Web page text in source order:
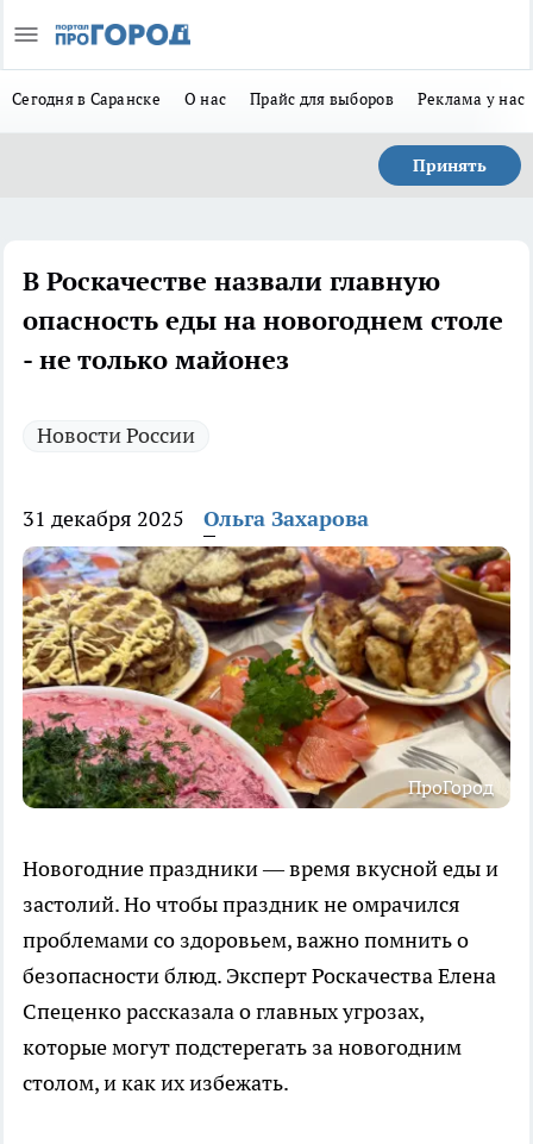
Сегодня в Саранске О нас Прайс для выборов Реклама у нас
Принять
В Роскачестве назвали главную
опасность еды на новогоднем столе
- не только майонез
Новости России
31 декабря 2025 Ольга Захарова
ПроГород
Новогодние праздники — время вкусной еды и
застолий. Но чтобы праздник не омрачился
проблемами со здоровьем, важно помнить о
безопасности блюд. Эксперт Роскачества Елена
Спеценко рассказала о главных угрозах,
которые могут подстерегать за новогодним
столом, и как их избежать.